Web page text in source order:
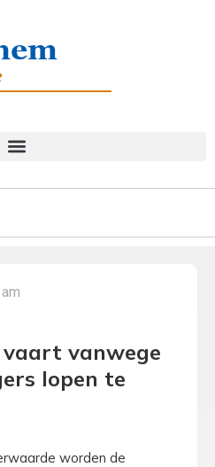
vanwege
lopen te
worden de